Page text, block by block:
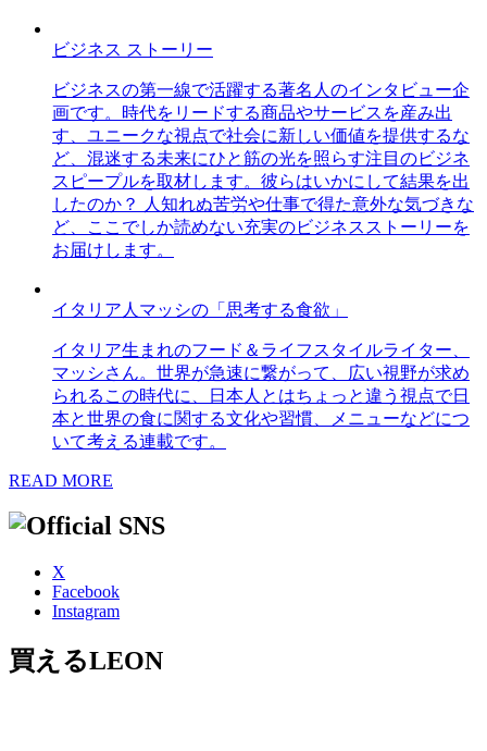
ビジネス ストーリー
ビジネスの第一線で活躍する著名人のインタビュー企
画です。時代をリードする商品やサービスを産み出
す、ユニークな視点で社会に新しい価値を提供するな
ど、混迷する未来にひと筋の光を照らす注目のビジネ
スピープルを取材します。彼らはいかにして結果を出
したのか？ 人知れぬ苦労や仕事で得た意外な気づきな
ど、ここでしか読めない充実のビジネスストーリーを
お届けします。
イタリア人マッシの「思考する食欲」
イタリア生まれのフード＆ライフスタイルライター、
マッシさん。世界が急速に繋がって、広い視野が求め
られるこの時代に、日本人とはちょっと違う視点で日
本と世界の食に関する文化や習慣、メニューなどにつ
いて考える連載です。
READ MORE
X
Facebook
Instagram
買えるLEON